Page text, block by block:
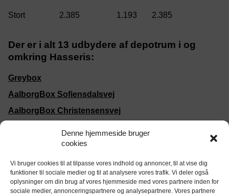
Denne hjemmeside bruger
cookies
Vi bruger cookies til at tilpasse vores indhold og annoncer, til at vise dig
funktioner til sociale medier og til at analysere vores trafik. Vi deler også
oplysninger om din brug af vores hjemmeside med vores partnere inden for
sociale medier, annonceringspartnere og analysepartnere. Vores partnere
2.385 1.193 2.385
Der er i alt 13 udbydere af depotrum i og
omkring Hasseris:
Greybox
AalborgBox Sofiensdalsvej
AalborgBox Christensensvej
AalborgBox Øgadekvarteret
BOXIT Aalborg Ø
Sagabox
BOXIT Nørresundby